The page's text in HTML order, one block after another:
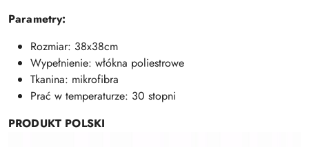
Parametry:
Rozmiar: 38x38cm
Wypełnienie: włókna poliestrowe
Tkanina: mikrofibra
Prać w temperaturze: 30 stopni
PRODUKT POLSKI